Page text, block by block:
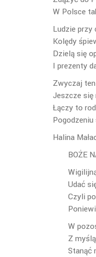
W Polsce
Ludzie przy
Kolędy
Dzielą się
I prezenty
Zwyczaj
Jeszcze
Łączy to
Pogodzeniu
Halina
BOŻE
Udać
Czyli
W
Z
Stanąć